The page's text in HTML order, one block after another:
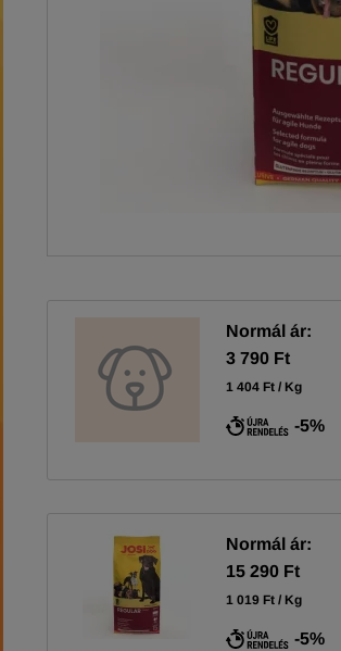
Normál ár:
3 790 Ft
1 404 Ft / Kg
-5%
Normál ár:
15 290 Ft
1 019 Ft / Kg
-5%